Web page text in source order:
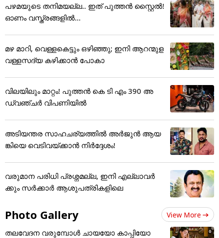
പഴമയുടെ തനിമയല്ല.. ഇത് പുത്തൻ സ്റ്റൈൽ!
ഓണം വസ്ത്രങ്ങളിൽ...
മഴ മാറി, വെള്ളകെട്ടും ഒഴിഞ്ഞു; ഇനി ആറന്മുള
വള്ളസദ്യ കഴിക്കാൻ പോകാ
വിലയിലും മാറ്റം! പുത്തൻ കെ ടി എം 390 അ
ഡ്വഞ്ചർ വിപണിയിൽ
അടിയന്തര സാഹചര്യത്തിൽ അർജുൻ ആയ
ങ്കിയെ വെടിവയ്ക്കാൻ നിർദ്ദേശം!
വരുമാന പരിധി പ്രശ്നമല്ല, ഇനി എല്ലാവർ
ക്കും സർക്കാർ ആശുപത്രികളിലെ
Photo Gallery View More
തലവേദന വരുമ്പോൾ ചായയോ കാപ്പിയോ